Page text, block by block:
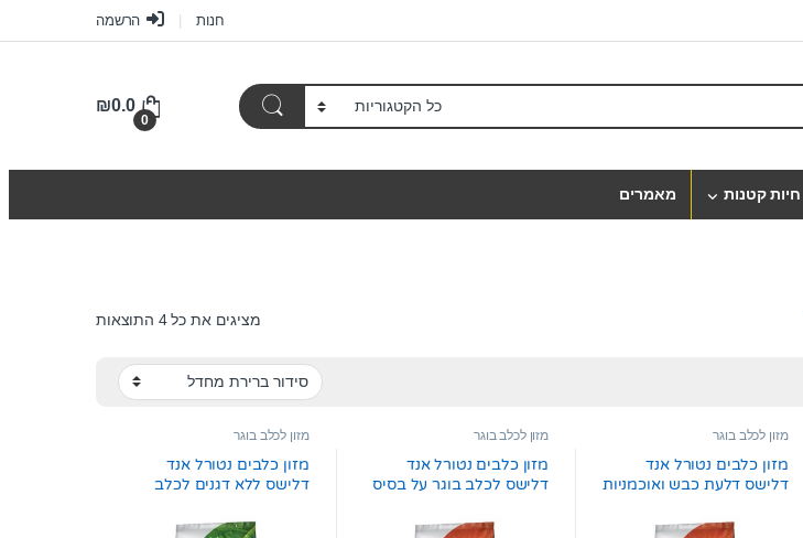
חנות הרשמה
0
₪0.0
חיות קטנות מאמרים
מציגים את כל ⁦4⁩ התוצאות
מזון לכלב בוגר
מזון כלבים נטורל אנד
דלישס דלעת כבש ואוכמניות
מזון לכלב בוגר
מזון כלבים נטורל אנד
דלישס לכלב בוגר על בסיס
מזון לכלב בוגר
מזון כלבים נטורל אנד
דלישס ללא דגנים לכלב